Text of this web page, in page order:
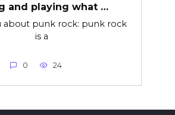
and playing what …
about punk rock: punk rock
is a
0 24